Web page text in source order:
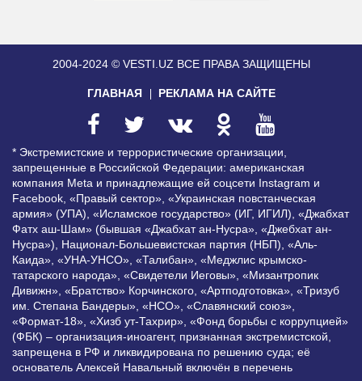
2004-2024 © VESTI.UZ ВСЕ ПРАВА ЗАЩИЩЕНЫ
ГЛАВНАЯ РЕКЛАМА НА САЙТЕ
* Экстремистские и террористические организации,
запрещенные в Российской Федерации: американская
компания Meta и принадлежащие ей соцсети Instagram и
Facebook, «Правый сектор», «Украинская повстанческая
армия» (УПА), «Исламское государство» (ИГ, ИГИЛ), «Джабхат
Фатх аш-Шам» (бывшая «Джабхат ан-Нусра», «Джебхат ан-
Нусра»), Национал-Большевистская партия (НБП), «Аль-
Каида», «УНА-УНСО», «Талибан», «Меджлис крымско-
татарского народа», «Свидетели Иеговы», «Мизантропик
Дивижн», «Братство» Корчинского, «Артподготовка», «Тризуб
им. Степана Бандеры», «НСО», «Славянский союз»,
«Формат-18», «Хизб ут-Тахрир», «Фонд борьбы с коррупцией»
(ФБК) – организация-иноагент, признанная экстремистской,
запрещена в РФ и ликвидирована по решению суда; её
основатель Алексей Навальный включён в перечень